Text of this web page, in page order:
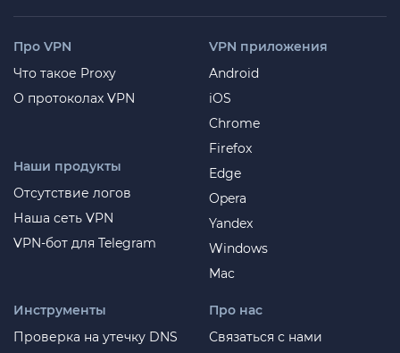
Про VPN
Что такое Proxy
О протоколах VPN
Наши продукты
Отсутствие логов
Наша сеть VPN
VPN-бот для Telegram
VPN приложения
Android
iOS
Chrome
Firefox
Edge
Opera
Yandex
Windows
Mac
Про нас
Связаться с нами
Инструменты
Проверка на утечку DNS